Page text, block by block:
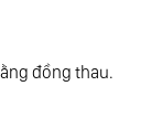
đồng thau.